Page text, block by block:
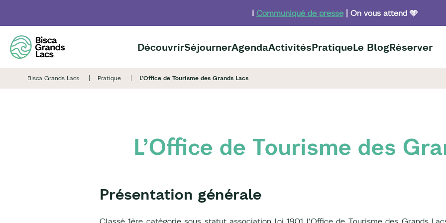
contenu
principal
ℹ️ Communiqué de presse| On vous attend 🩵
DécouvrirSéjournerAgendaActivitésPratiqueLe BlogRéserver
Bisca Grands Lacs Pratique L’Office de Tourisme des Grands Lacs
L’Office de Tourisme des
Présentation générale
Classé 1ère catégorie sous statut association loi 1901 l'Office de Tourisme des Grands